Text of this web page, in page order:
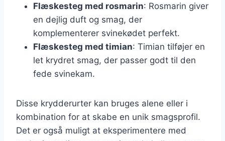
Flæskesteg med rosmarin: Rosmarin giver
en dejlig duft og smag, der
komplementerer svinekødet perfekt.
Flæskesteg med timian: Timian tilføjer en
let krydret smag, der passer godt til den
fede svinekam.
Disse krydderurter kan bruges alene eller i
kombination for at skabe en unik smagsprofil.
Det er også muligt at eksperimentere med